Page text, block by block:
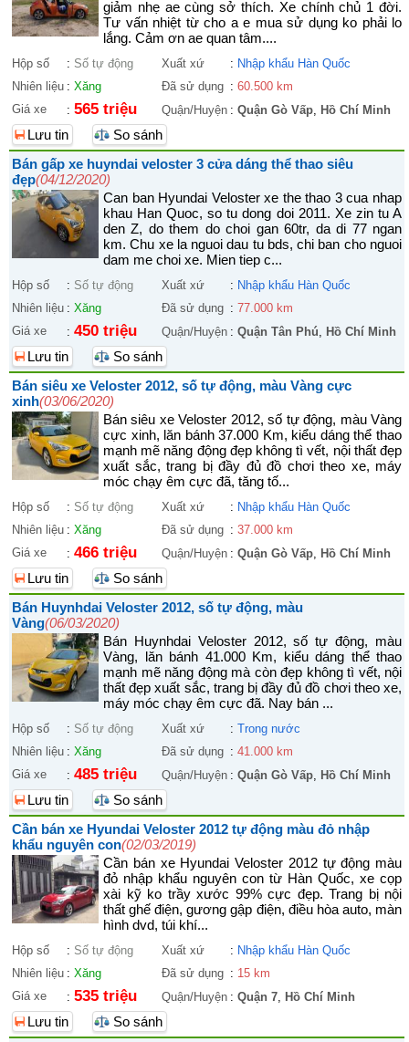
giảm nhẹ ae cùng sở thích. Xe chính chủ 1 đời.
Tư vấn nhiệt từ cho a e mua sử dụng ko phải lo
lắng. Cảm ơn ae quan tâm....
Hộp số : Số tự động Xuất xứ : Nhập khẩu Hàn Quốc
Nhiên liệu : Xăng Đã sử dụng : 60.500 km
Giá xe
: 565 triệu Quận/Huyện : Quận Gò Vấp, Hồ Chí Minh
Lưu tin
So sánh
Bán gấp xe huyndai veloster 3 cửa dáng thể thao siêu
đẹp(04/12/2020)
Can ban Hyundai Veloster xe the thao 3 cua nhap
khau Han Quoc, so tu dong doi 2011. Xe zin tu A
den Z, do them do choi gan 60tr, da di 77 ngan
km. Chu xe la nguoi dau tu bds, chi ban cho nguoi
dam me choi xe. Mien tiep c...
Hộp số : Số tự động Xuất xứ : Nhập khẩu Hàn Quốc
Nhiên liệu : Xăng Đã sử dụng : 77.000 km
Giá xe
: 450 triệu Quận/Huyện : Quận Tân Phú, Hồ Chí Minh
Lưu tin
So sánh
Bán siêu xe Veloster 2012, số tự động, màu Vàng cực
xinh(03/06/2020)
Bán siêu xe Veloster 2012, số tự động, màu Vàng
cực xinh, lăn bánh 37.000 Km, kiểu dáng thể thao
mạnh mẽ năng động đẹp không tì vết, nội thất đẹp
xuất sắc, trang bị đầy đủ đồ chơi theo xe, máy
móc chạy êm cực đã, tăng tố...
Hộp số : Số tự động Xuất xứ : Nhập khẩu Hàn Quốc
Nhiên liệu : Xăng Đã sử dụng : 37.000 km
Giá xe
: 466 triệu Quận/Huyện : Quận Gò Vấp, Hồ Chí Minh
Lưu tin
So sánh
Bán Huynhdai Veloster 2012, số tự động, màu
Vàng(06/03/2020)
Bán Huynhdai Veloster 2012, số tự động, màu
Vàng, lăn bánh 41.000 Km, kiểu dáng thể thao
mạnh mẽ năng động mà còn đẹp không tì vết, nội
thất đẹp xuất sắc, trang bị đầy đủ đồ chơi theo xe,
máy móc chạy êm cực đã. Nay bán ...
Hộp số : Số tự động Xuất xứ : Trong nước
Nhiên liệu : Xăng Đã sử dụng : 41.000 km
Giá xe
: 485 triệu Quận/Huyện : Quận Gò Vấp, Hồ Chí Minh
Lưu tin
So sánh
Cần bán xe Hyundai Veloster 2012 tự động màu đỏ nhập
khẩu nguyên con(02/03/2019)
Cần bán xe Hyundai Veloster 2012 tự động màu
đỏ nhập khẩu nguyên con từ Hàn Quốc, xe cọp
xài kỹ ko trầy xước 99% cực đẹp. Trang bị nội
thất ghế điện, gương gập điện, điều hòa auto, màn
hình dvd, túi khí...
Hộp số : Số tự động Xuất xứ : Nhập khẩu Hàn Quốc
Nhiên liệu : Xăng Đã sử dụng : 15 km
Giá xe
: 535 triệu Quận/Huyện : Quận 7, Hồ Chí Minh
Lưu tin
So sánh